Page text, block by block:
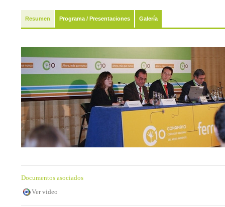
Resumen Programa / Presentaciones Galería
Documentos asociados
Ver video